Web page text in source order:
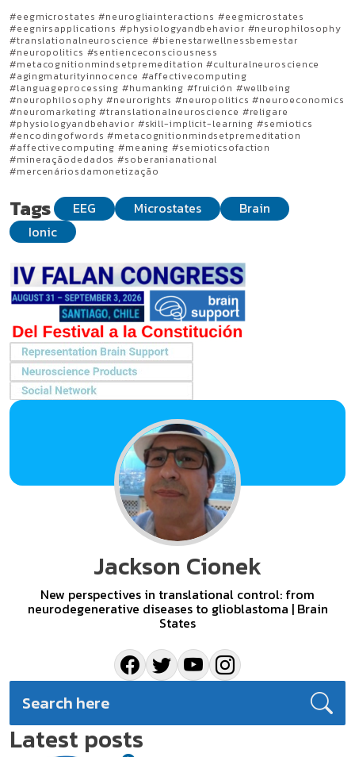
#eegmicrostates #neurogliainteractions #eegmicrostates
#eegnirsapplications #physiologyandbehavior #neurophilosophy
#translationalneuroscience #bienestarwellnessbemestar
#neuropolitics #sentienceconsciousness
#metacognitionmindsetpremeditation #culturalneuroscience
#agingmaturityinnocence #affectivecomputing
#languageprocessing #humanking #fruición #wellbeing
#neurophilosophy #neurorights #neuropolitics #neuroeconomics
#neuromarketing #translationalneuroscience #religare
#physiologyandbehavior #skill-implicit-learning #semiotics
#encodingofwords #metacognitionmindsetpremeditation
#affectivecomputing #meaning #semioticsofaction
#mineraçãodedados #soberanianational
#mercenáriosdamonetização
Tags EEG Microstates
Brain
Ionic
Jackson Cionek
New perspectives in translational control: from
neurodegenerative diseases to glioblastoma | Brain
States
Latest posts